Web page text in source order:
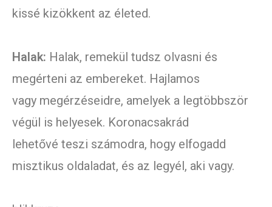
kissé kizökkent az életed.
Halak: Halak, remekül tudsz olvasni és
megérteni az embereket. Hajlamos
vagy megérzéseidre, amelyek a legtöbbször
végül is helyesek. Koronacsakrád
lehetővé teszi számodra, hogy elfogadd
misztikus oldaladat, és az legyél, aki vagy.